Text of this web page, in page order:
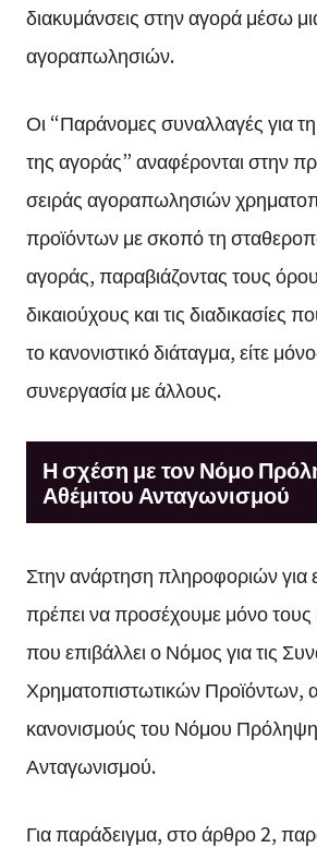
διακυμάνσεις στην αγορά μέσω
αγοραπωλησιών.
Οι “Παράνομες συναλλαγές για
της αγοράς” αναφέρονται στην
σειράς αγοραπωλησιών
προϊόντων με σκοπό τη
αγοράς, παραβιάζοντας τους
δικαιούχους και τις διαδικασίες
το κανονιστικό διάταγμα, είτε
συνεργασία με άλλους.
Η σχέση με τον Νόμο
Αθέμιτου Ανταγωνισμού
Στην ανάρτηση πληροφοριών για
πρέπει να προσέχουμε μόνο τους
που επιβάλλει ο Νόμος για τις
Χρηματοπιστωτικών Προϊόντων,
κανονισμούς του Νόμου
Ανταγωνισμού.
Για παράδειγμα, στο άρθρο 2,